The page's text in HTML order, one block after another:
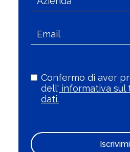
Confermo di aver
dell' informativa sul
dati.
Iscrivimi